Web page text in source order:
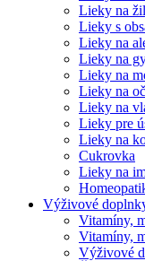
Lieky na
Lieky s
Lieky na
Lieky na
Lieky na
Lieky na
Lieky na
Lieky pre
Lieky na
Cukrovka
Lieky na
Výživové
Vitamíny,
Vitamíny,
Výživové